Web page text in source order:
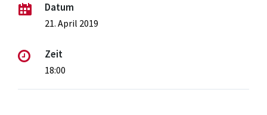
Datum
21. April 2019
Zeit
18:00